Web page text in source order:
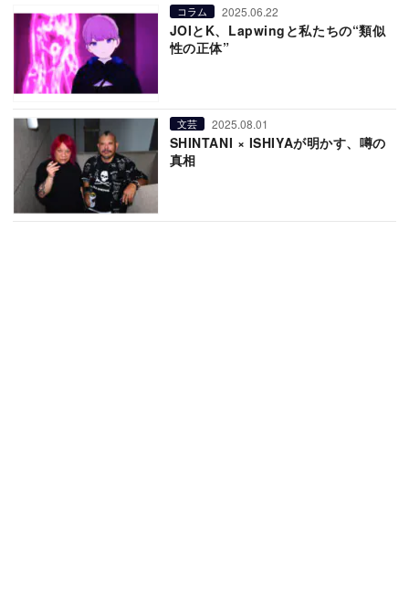
コラム 2025.06.22
JOIとK、Lapwingと私たちの“類似
性の正体”
文芸 2025.08.01
SHINTANI × ISHIYAが明かす、噂の
真相